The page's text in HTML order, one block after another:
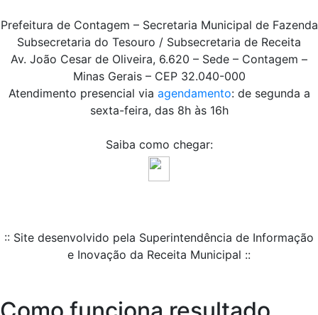
Prefeitura de Contagem – Secretaria Municipal de Fazenda
Subsecretaria do Tesouro / Subsecretaria de Receita
Av. João Cesar de Oliveira, 6.620 – Sede – Contagem –
Minas Gerais – CEP 32.040-000
Atendimento presencial via agendamento: de segunda a
sexta-feira, das 8h às 16h
Saiba como chegar:
:: Site desenvolvido pela Superintendência de Informação
e Inovação da Receita Municipal ::